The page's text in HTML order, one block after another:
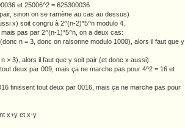
et 25006^2 = 625300036
sinon on se ramène au cas au dessus)
x) soit congru à 2^(n-2)*5^n modulo 4.
pas par 2^(n-1)*5^n, on a deux cas:
n = 3, donc on raisonne modulo 1000), alors il faut que y
> 3), alors il faut que y soit pair (et donc x aussi)
deux par 009, mais ça ne marche pas pour 4^2 = 16 et
finissent tout deux par 0016, mais ça ne marche pas pour
x+y et x-y